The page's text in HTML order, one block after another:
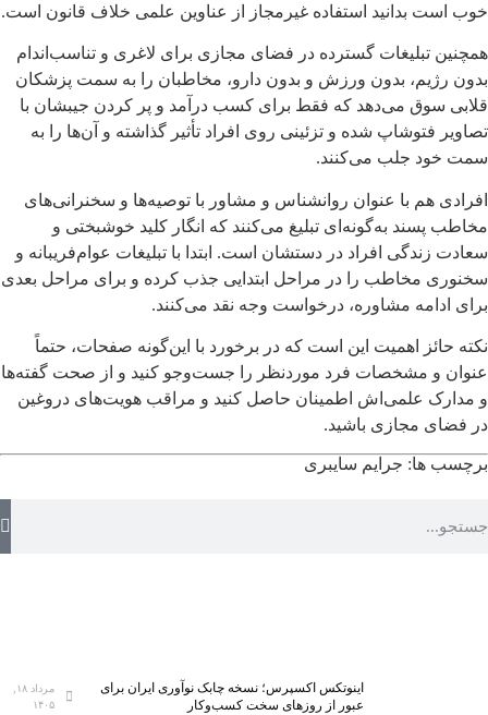
خوب است بدانید استفاده غیرمجاز از عناوین علمی خلاف قانون است.
همچنین تبلیغات گسترده در فضای مجازی برای لاغری و تناسب‌اندام
بدون رژیم، بدون ورزش و بدون دارو، مخاطبان را به سمت پزشکان
قلابی سوق می‌دهد که فقط برای کسب درآمد و پر کردن جیبشان با
تصاویر فتوشاپ شده و تزئینی روی افراد تأثیر گذاشته و آن‌ها را به
سمت خود جلب می‌کنند.
افرادی هم با عنوان روانشناس و مشاور با توصیه‌ها و سخنرانی‌های
مخاطب پسند به‌گونه‌ای تبلیغ می‌کنند که انگار کلید خوشبختی و
سعادت زندگی افراد در دستشان است. ابتدا با تبلیغات عوام‌فریبانه و
سخنوری مخاطب را در مراحل ابتدایی جذب کرده و برای مراحل بعدی
برای ادامه مشاوره، درخواست وجه نقد می‌کنند.
نکته حائز اهمیت این است که در برخورد با این‌گونه صفحات، حتماً
عنوان و مشخصات فرد موردنظر را جست‌وجو کنید و از صحت گفته‌ها
و مدارک علمی‌اش اطمینان حاصل کنید و مراقب هویت‌های دروغین
در فضای مجازی باشید.
برچسب ها: جرایم سایبری
اینوتکس اکسپرس؛ نسخه چابک نوآوری ایران برای
عبور از روزهای سخت کسب‌وکار
۱۴۰۵